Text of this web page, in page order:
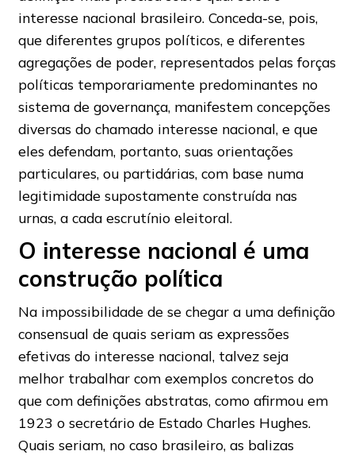
interesse nacional brasileiro. Conceda-se, pois,
que diferentes grupos políticos, e diferentes
agregações de poder, representados pelas forças
políticas temporariamente predominantes no
sistema de governança, manifestem concepções
diversas do chamado interesse nacional, e que
eles defendam, portanto, suas orientações
particulares, ou partidárias, com base numa
legitimidade supostamente construída nas
urnas, a cada escrutínio eleitoral.
O interesse nacional é uma
construção política
Na impossibilidade de se chegar a uma definição
consensual de quais seriam as expressões
efetivas do interesse nacional, talvez seja
melhor trabalhar com exemplos concretos do
que com definições abstratas, como afirmou em
1923 o secretário de Estado Charles Hughes.
Quais seriam, no caso brasileiro, as balizas